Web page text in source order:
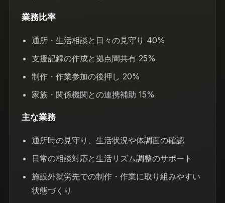
業務比率
通所・生活相談と日々の見守り 40%
支援記録の作成と拠点間共有 25%
制作・作業参加の後押し 20%
家族・関係機関との連携補助 15%
主な業務
通所時の見守り、生活状況や体調面の確認
日常の相談対応と生活リズム調整のサポート
施設外就労先での制作・作業に取り組みやすい
状態づくり